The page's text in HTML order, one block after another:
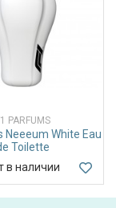
PARFUMS
Neeeum White Eau
Toilette
в наличии